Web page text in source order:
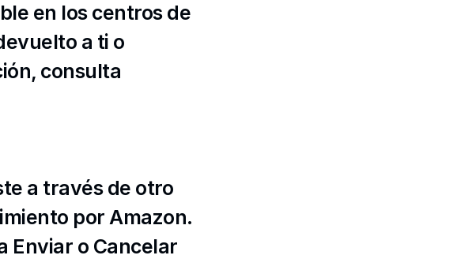
en los centros de
a través de otro
por Amazon.
Enviar o Cancelar